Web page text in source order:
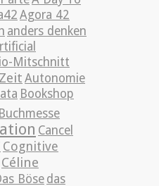
Agora 42
anders denken
Mitschnitt
Autonomie
Bookshop
Buchmesse
Cancel
Cognitive
Céline
Bösedas